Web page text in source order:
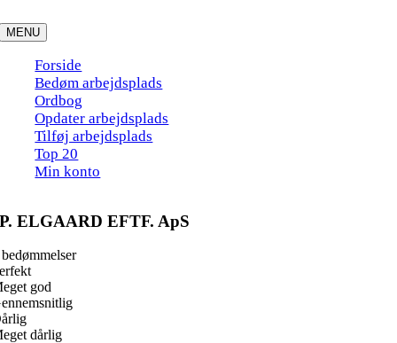
to
content
MENU
Forside
Bedøm arbejdsplads
Ordbog
Opdater arbejdsplads
Tilføj arbejdsplads
Top 20
Min konto
P. ELGAARD EFTF. ApS
god
dårlig